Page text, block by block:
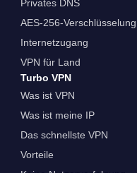
Privates DNS
AES-256-Verschlüsselung
Internetzugang
VPN für Land
Turbo VPN
Was ist VPN
Was ist meine IP
Das schnellste VPN
Vorteile